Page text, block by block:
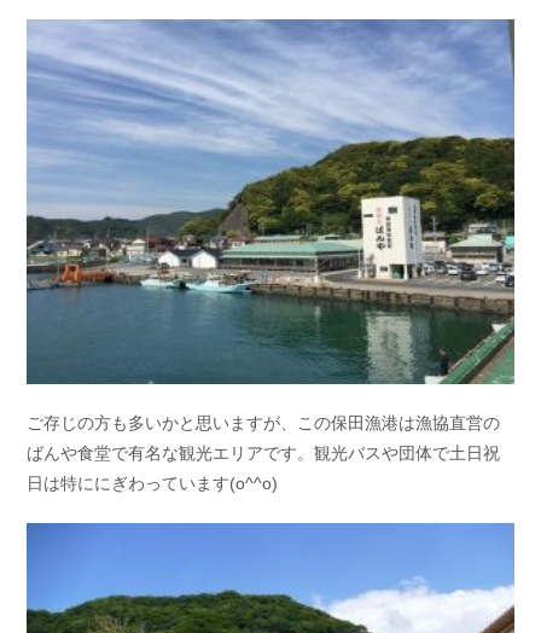
ご存じの方も多いかと思いますが、この保田漁港は漁協直営の
ばんや食堂で有名な観光エリアです。観光バスや団体で土日祝
日は特ににぎわっています(o^^o)